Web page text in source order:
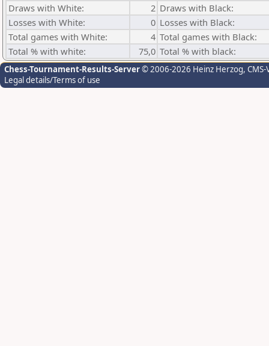
Draws with White:
2 Draws with Black:
Losses with White:
0 Losses with Black:
Total games with White:
4 Total games with Black:
Total % with white:
75,0 Total % with black:
Chess-Tournament-Results-Server© 2006-2026 Heinz Herzog,
Legal details/Terms of use